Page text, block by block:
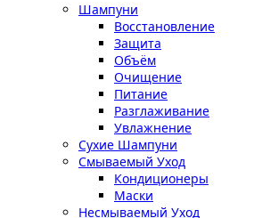
Шампуни
Восстановление
Защита
Объём
Очищение
Питание
Разглаживание
Увлажнение
Сухие Шампуни
Смываемый Уход
Кондиционеры
Маски
Несмываемый Уход